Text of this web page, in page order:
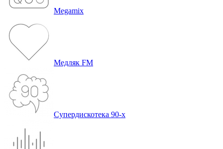
Megamix
Медляк FM
Супердискотека 90-х